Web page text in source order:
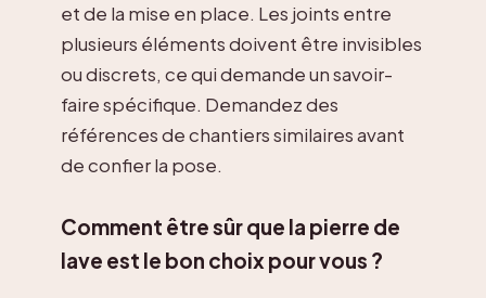
et de la mise en place. Les joints entre
plusieurs éléments doivent être invisibles
ou discrets, ce qui demande un savoir-
faire spécifique. Demandez des
références de chantiers similaires avant
de confier la pose.
Comment être sûr que la pierre de
lave est le bon choix pour vous ?